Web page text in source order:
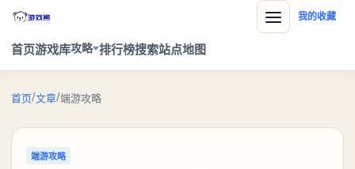
首页游戏库攻略 排行榜搜索站点地图
我的收藏
首页/文章/端游攻略
端游攻略